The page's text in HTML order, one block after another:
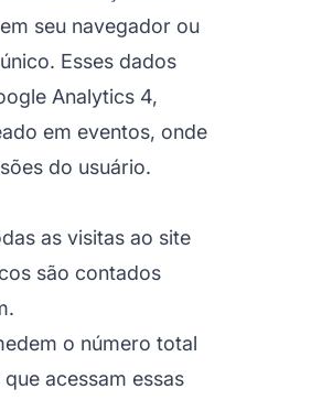
seu navegador ou
Esses dados
Analytics 4,
em eventos, onde
do usuário.
as visitas ao site
são contados
o número total
acessam essas